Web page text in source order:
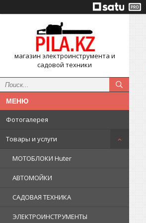
магазин электроинструмента и
садовой техники
Фотогалерея
Товары и услуги
МОТОБЛОКИ Huter
АВТОМОЙКИ
САДОВАЯ ТЕХНИКА
ЭЛЕКТРОИНСТРУМЕНТЫ